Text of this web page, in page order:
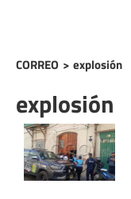
CORREO > explosión
explosión